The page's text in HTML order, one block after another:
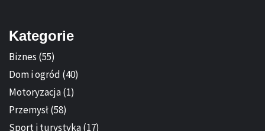
Kategorie
Biznes (55)
Dom i ogród (40)
Motoryzacja(1)
Przemysł(58)
Sport i turystyka(17)